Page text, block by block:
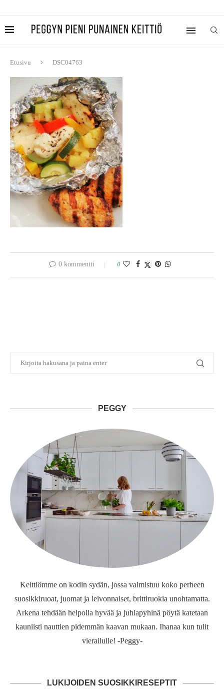
Etusivu DSC04763
0 kommentti 0
PEGGY
Keittiömme on kodin sydän, jossa valmistuu koko perheen
suosikkiruoat, juomat ja leivonnaiset, brittiruokia unohtamatta.
Arkena tehdään helpolla hyvää ja juhlapyhinä pöytä katetaan
kauniisti nauttien pidemmän kaavan mukaan. Ihanaa kun tulit
vierailulle! -Peggy-
LUKIJOIDEN SUOSIKKIRESEPTIT